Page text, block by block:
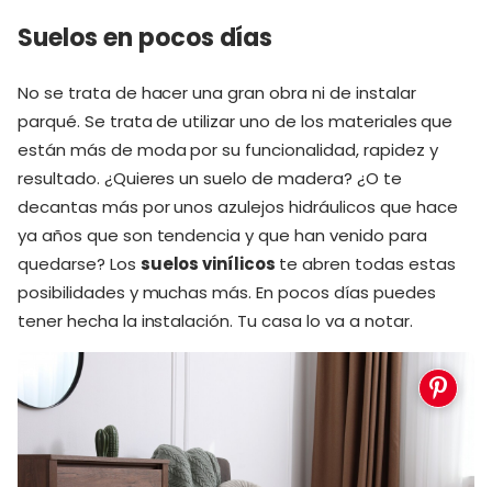
Suelos en pocos días
No se trata de hacer una gran obra ni de instalar
parqué. Se trata de utilizar uno de los materiales que
están más de moda por su funcionalidad, rapidez y
resultado. ¿Quieres un suelo de madera? ¿O te
decantas más por unos azulejos hidráulicos que hace
ya años que son tendencia y que han venido para
quedarse? Los suelos vinílicos te abren todas estas
posibilidades y muchas más. En pocos días puedes
tener hecha la instalación. Tu casa lo va a notar.